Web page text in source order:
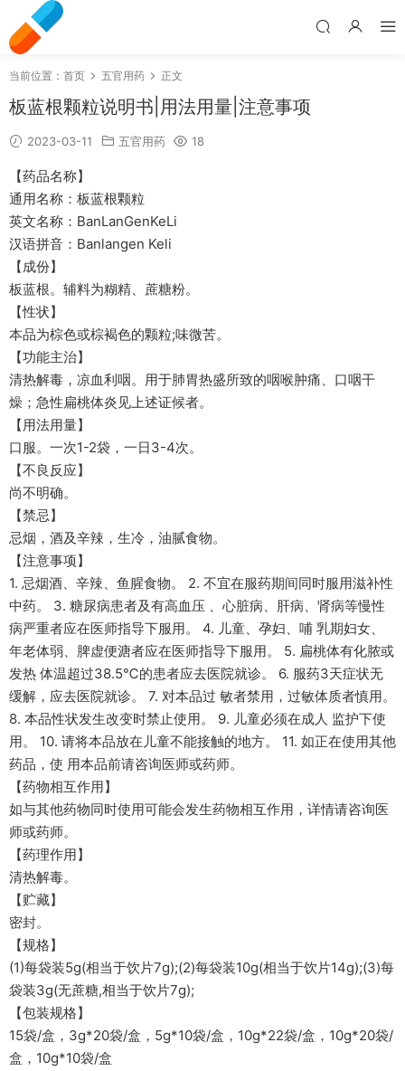
当前位置： 首页 五官用药 正文
板蓝根颗粒说明书|用法用量|注意事项
2023-03-11 五官用药 18
【药品名称】
通用名称：板蓝根颗粒
英文名称：BanLanGenKeLi
汉语拼音：Banlangen Keli
【成份】
板蓝根。辅料为糊精、蔗糖粉。
【性状】
本品为棕色或棕褐色的颗粒;味微苦。
【功能主治】
清热解毒，凉血利咽。用于肺胃热盛所致的咽喉肿痛、口咽干
燥；急性扁桃体炎见上述证候者。
【用法用量】
口服。一次1-2袋，一日3-4次。
【不良反应】
尚不明确。
【禁忌】
忌烟，酒及辛辣，生冷，油腻食物。
【注意事项】
1. 忌烟酒、辛辣、鱼腥食物。 2. 不宜在服药期间同时服用滋补性
中药。 3. 糖尿病患者及有高血压 、心脏病、肝病、肾病等慢性
病严重者应在医师指导下服用。 4. 儿童、孕妇、哺 乳期妇女、
年老体弱、脾虚便溏者应在医师指导下服用。 5. 扁桃体有化脓或
发热 体温超过38.5℃的患者应去医院就诊。 6. 服药3天症状无
缓解，应去医院就诊。 7. 对本品过 敏者禁用，过敏体质者慎用。
8. 本品性状发生改变时禁止使用。 9. 儿童必须在成人 监护下使
用。 10. 请将本品放在儿童不能接触的地方。 11. 如正在使用其他
药品，使 用本品前请咨询医师或药师。
【药物相互作用】
如与其他药物同时使用可能会发生药物相互作用，详情请咨询医
师或药师。
【药理作用】
清热解毒。
【贮藏】
密封。
【规格】
(1)每袋装5g(相当于饮片7g);(2)每袋装10g(相当于饮片14g);(3)每
袋装3g(无蔗糖,相当于饮片7g);
【包装规格】
15袋/盒，3g*20袋/盒，5g*10袋/盒，10g*22袋/盒，10g*20袋/
盒，10g*10袋/盒